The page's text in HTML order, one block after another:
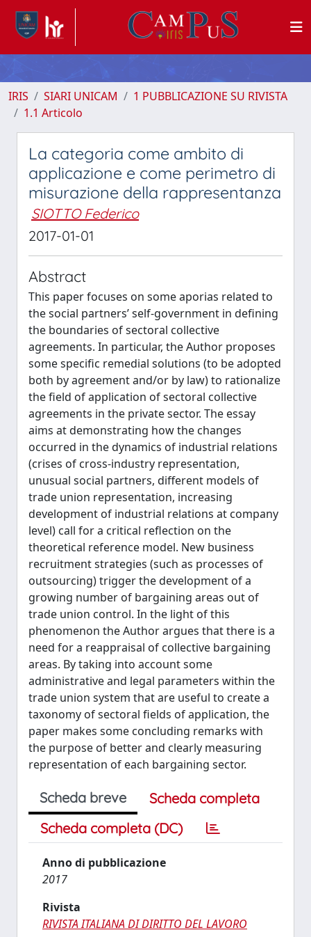
IRIS SIARI UNICAM
1 PUBBLICAZIONE SU RIVISTA
1.1 Articolo
La categoria come ambito di
applicazione e come perimetro di
misurazione della rappresentanza
SIOTTO Federico
2017-01-01
Abstract
This paper focuses on some aporias related to
the social partners’ self-government in defining
the boundaries of sectoral collective
agreements. In particular, the Author proposes
some specific remedial solutions (to be adopted
both by agreement and/or by law) to rationalize
the field of application of sectoral collective
agreements in the private sector. The essay
aims at demonstrating how the changes
occurred in the dynamics of industrial relations
(crises of cross-industry representation,
unusual social partners, different models of
trade union representation, increasing
development of industrial relations at company
level) call for a critical reflection on the
theoretical reference model. New business
recruitment strategies (such as processes of
outsourcing) trigger the development of a
growing number of bargaining areas out of
trade union control. In the light of this
phenomenon the Author argues that there is a
need for a reappraisal of collective bargaining
areas. By taking into account some
administrative and legal parameters within the
trade union system that are useful to create a
taxonomy of sectoral fields of application, the
paper makes some concluding remarks with
the purpose of better and clearly measuring
representation of each bargaining sector.
Scheda breve
Scheda completa
Scheda completa (DC)
Anno di pubblicazione
2017
Rivista
RIVISTA ITALIANA DI DIRITTO DEL LAVORO